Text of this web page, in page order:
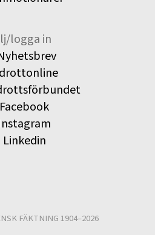
logga in
Facebook
Linkedin
FÄKTNING 1904–2026